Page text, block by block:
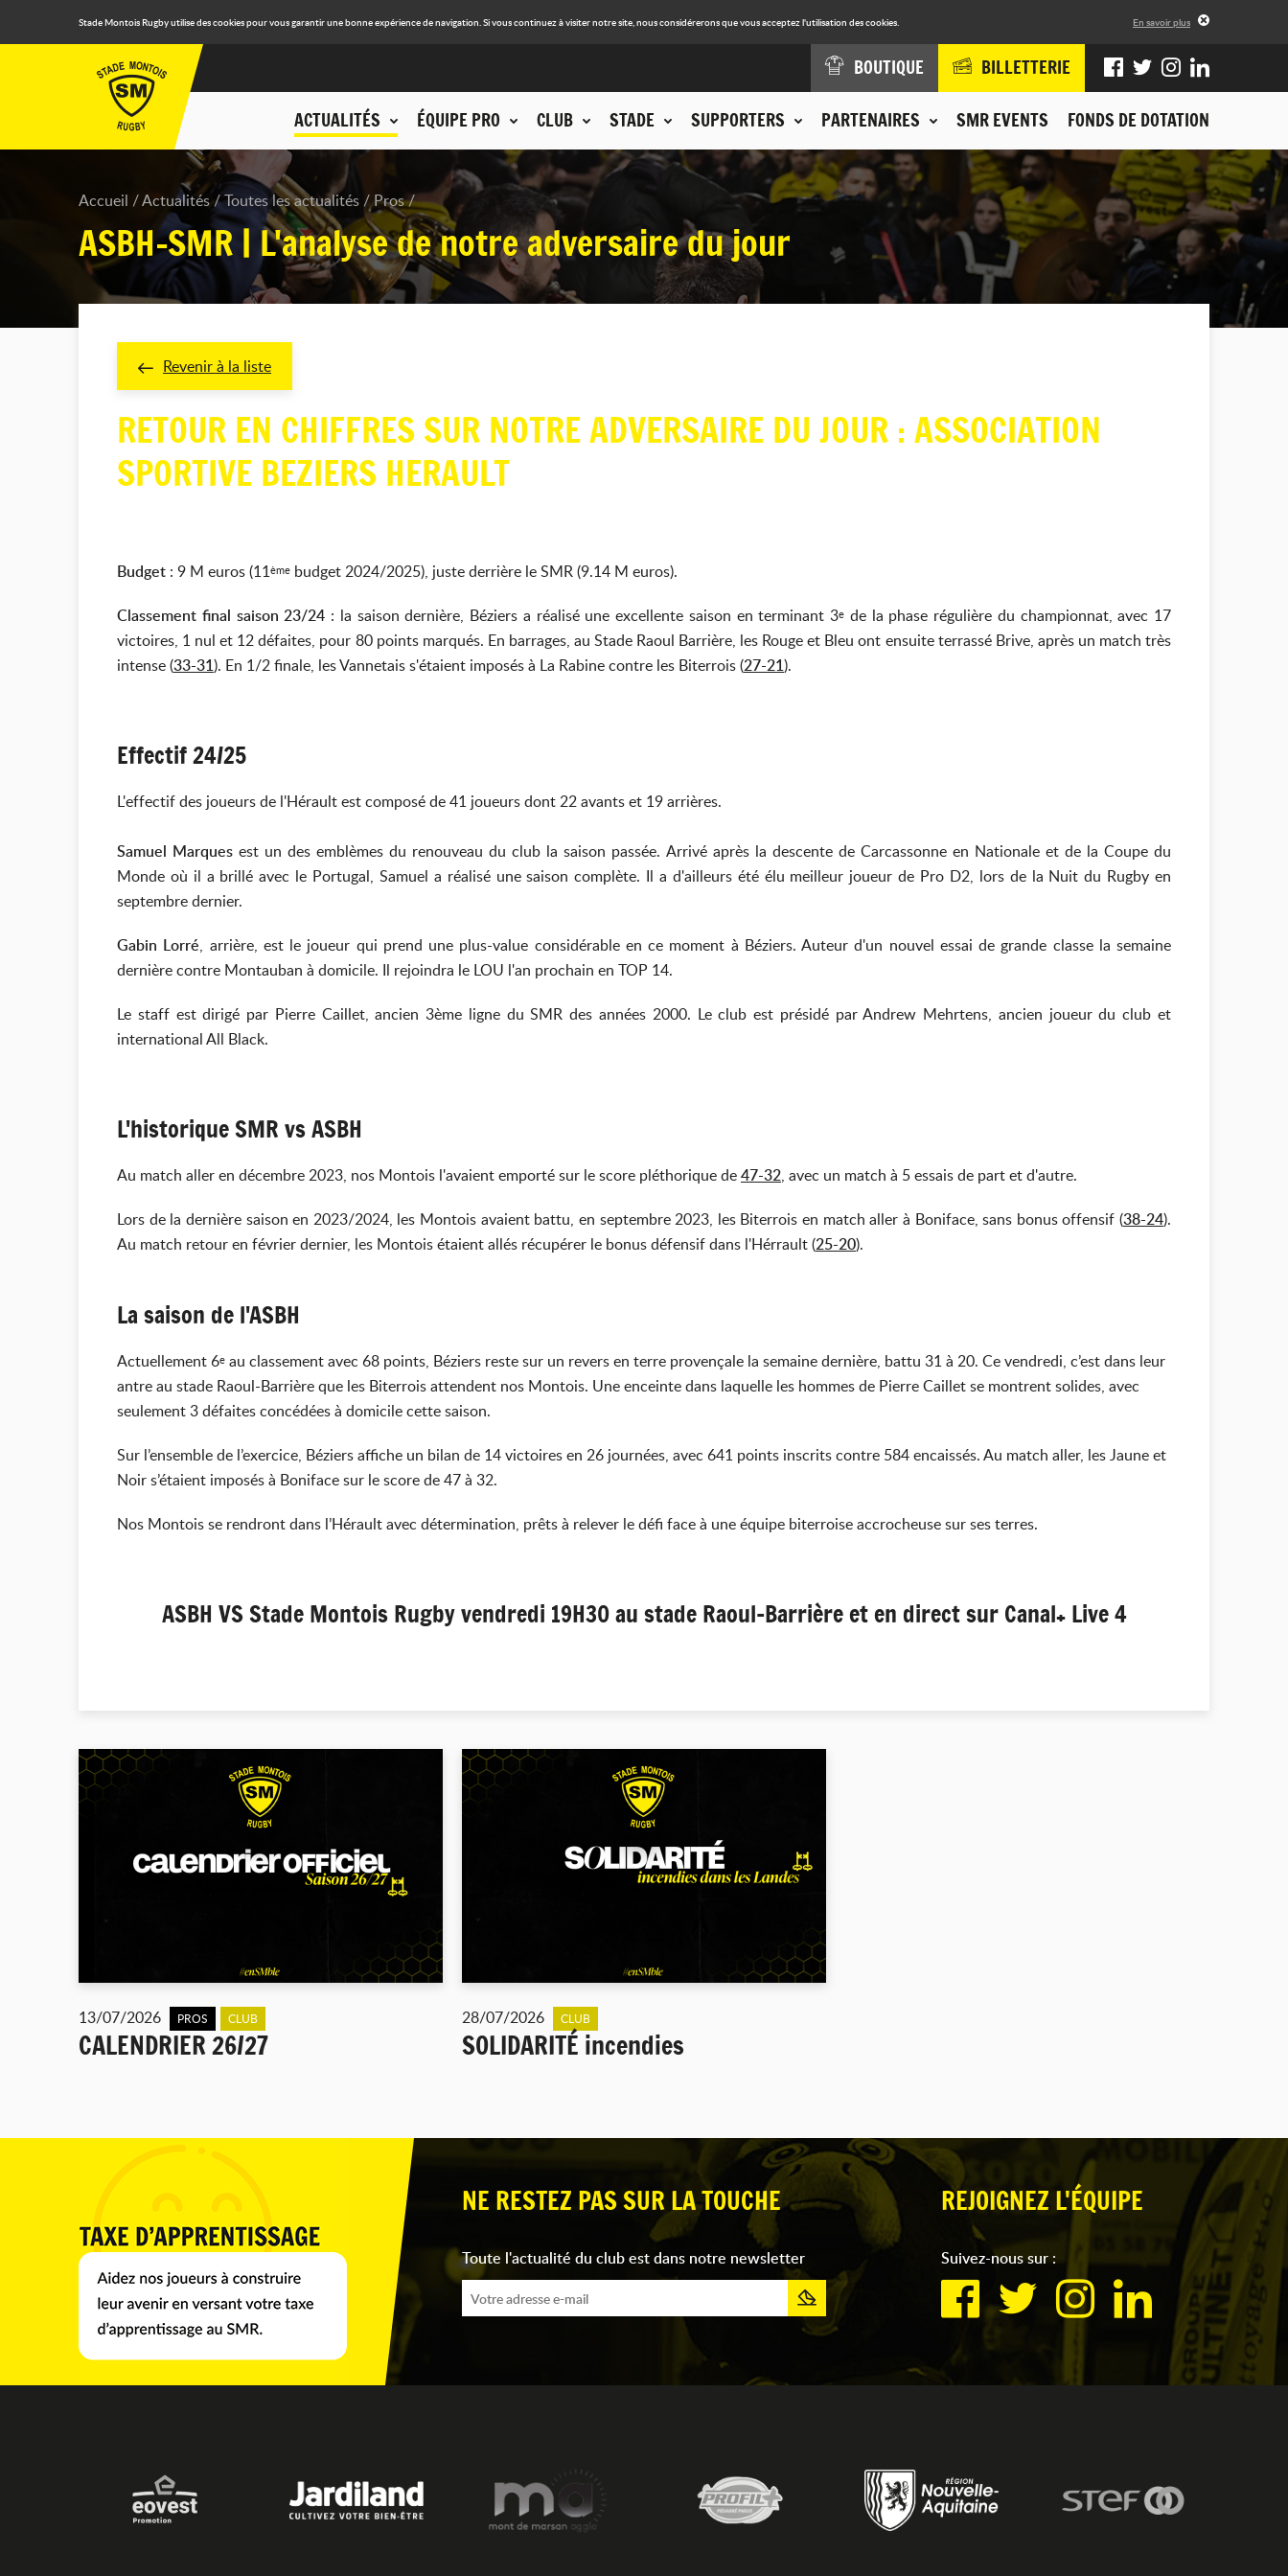
Stade Montois Rugby utilise des cookies pour vous garantir une bonne expérience de navigation. Si vous continuez à visiter notre site, nous considérerons que vous acceptez l'utilisation des cookies. En savoir plus
ACTUALITÉS ÉQUIPE PRO CLUB STADE SUPPORTERS PARTENAIRES SMR EVENTS FONDS DE DOTATION
BOUTIQUE BILLETTERIE
Accueil Actualités Toutes les actualités Pros
ASBH-SMR | L'analyse de notre adversaire du jour
Revenir à la liste
RETOUR EN CHIFFRES SUR NOTRE ADVERSAIRE DU JOUR : ASSOCIATION
SPORTIVE BEZIERS HERAULT
Budget : 9 M euros (11ème budget 2024/2025), juste derrière le SMR (9.14 M euros).
Classement final saison 23/24 : la saison dernière, Béziers a réalisé une excellente saison en terminant 3e de la phase régulière du championnat, avec 17
victoires, 1 nul et 12 défaites, pour 80 points marqués. En barrages, au Stade Raoul Barrière, les Rouge et Bleu ont ensuite terrassé Brive, après un match très
intense (33-31). En 1/2 finale, les Vannetais s'étaient imposés à La Rabine contre les Biterrois (27-21).
Effectif 24/25
L'effectif des joueurs de l'Hérault est composé de 41 joueurs dont 22 avants et 19 arrières.
Samuel Marques est un des emblèmes du renouveau du club la saison passée. Arrivé après la descente de Carcassonne en Nationale et de la Coupe du
Monde où il a brillé avec le Portugal, Samuel a réalisé une saison complète. Il a d'ailleurs été élu meilleur joueur de Pro D2, lors de la Nuit du Rugby en
septembre dernier.
Gabin Lorré, arrière, est le joueur qui prend une plus-value considérable en ce moment à Béziers. Auteur d'un nouvel essai de grande classe la semaine
dernière contre Montauban à domicile. Il rejoindra le LOU l'an prochain en TOP 14.
Le staff est dirigé par Pierre Caillet, ancien 3ème ligne du SMR des années 2000. Le club est présidé par Andrew Mehrtens, ancien joueur du club et
international All Black.
L'historique SMR vs ASBH
Au match aller en décembre 2023, nos Montois l'avaient emporté sur le score pléthorique de47-32, avec un match à 5 essais de part et d'autre.
Lors de la dernière saison en 2023/2024, les Montois avaient battu, en septembre 2023, les Biterrois en match aller à Boniface, sans bonus offensif (38-24).
Au match retour en février dernier, les Montois étaient allés récupérer le bonus défensif dans l'Hérrault (25-20).
La saison de l'ASBH
Actuellement 6e au classement avec 68 points, Béziers reste sur un revers en terre provençale la semaine dernière, battu 31 à 20. Ce vendredi, c’est dans leur
antre au stade Raoul-Barrière que les Biterrois attendent nos Montois. Une enceinte dans laquelle les hommes de Pierre Caillet se montrent solides, avec
seulement 3 défaites concédées à domicile cette saison.
Sur l’ensemble de l’exercice, Béziers affiche un bilan de 14 victoires en 26 journées, avec 641 points inscrits contre 584 encaissés. Au match aller, les Jaune et
Noir s’étaient imposés à Boniface sur le score de 47 à 32.
Nos Montois se rendront dans l’Hérault avec détermination, prêts à relever le défi face à une équipe biterroise accrocheuse sur ses terres.
ASBH VS Stade Montois Rugby vendredi 19H30 au stade Raoul-Barrière et en direct sur Canal+ Live 4
13/07/2026 PROS CLUB
CALENDRIER 26/27
28/07/2026 CLUB
SOLIDARITÉ incendies
NE RESTEZ PAS SUR LA TOUCHE
Toute l'actualité du club est dans notre newsletter
REJOIGNEZ L'ÉQUIPE
Suivez-nous sur :